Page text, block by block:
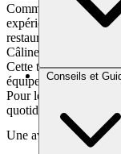
Brèves et actus
Conseils et
Comme l’explique
expérience plus
restauration rapide,
Câline : des produits
Cette transparence
équipes et rassure les
Pour le franchisé, ce
quotidienne tout en
Une aventure